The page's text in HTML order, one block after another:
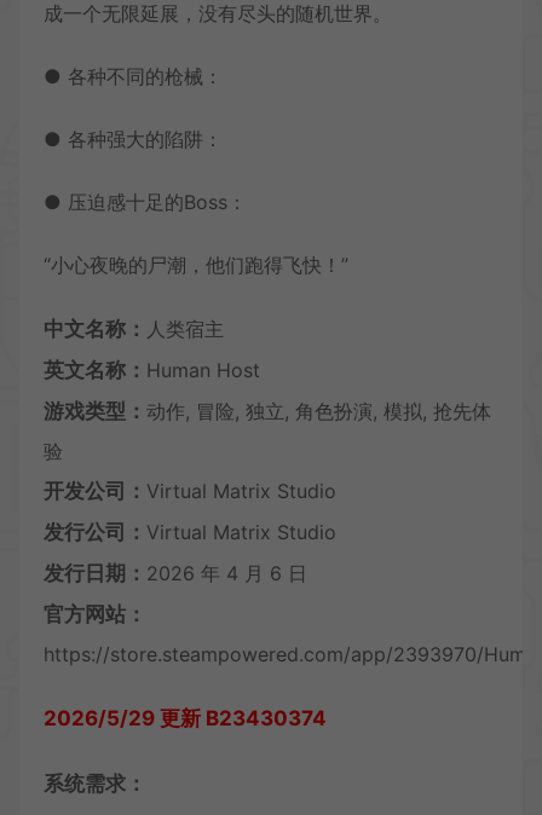
成一个无限延展，没有尽头的随机世界。
● 各种不同的枪械：
● 各种强大的陷阱：
● 压迫感十足的Boss：
“小心夜晚的尸潮，他们跑得飞快！”
中文名称： 人类宿主
英文名称： Human Host
游戏类型： 动作, 冒险, 独立, 角色扮演, 模拟, 抢先体
验
开发公司： Virtual Matrix Studio
发行公司： Virtual Matrix Studio
发行日期： 2026 年 4 月 6 日
官方网站：
https://store.steampowered.com/app/2393970/
2026/5/29 更新 B23430374
系统需求：